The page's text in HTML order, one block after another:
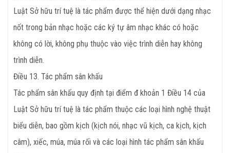
Luật Sở hữu trí tuệ là tác phẩm được thể hiện dưới dạng nhạc
nốt trong bản nhạc hoặc các ký tự âm nhạc khác có hoặc
không có lời, không phụ thuộc vào việc trình diễn hay không
trình diễn.
Điều 13. Tác phẩm sân khấu
Tác phẩm sân khấu quy định tại điểm đ khoản 1 Điều 14 của
Luật Sở hữu trí tuệ là tác phẩm thuộc các loại hình nghệ thuật
biểu diễn, bao gồm kịch (kịch nói, nhạc vũ kịch, ca kịch, kịch
câm), xiếc, múa, múa rối và các loại hình tác phẩm sân khấu